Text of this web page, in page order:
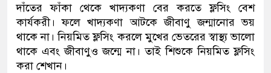
দাঁতের ফাঁকা থেকে খাদ্যকণা বের করতে ফ্লসিং বেশ
কার্যকরী। ফলে খাদ্যকণা আটকে জীবাণু জন্মানোর ভয়
থাকে না। নিয়মিত ফ্লসিং করলে মুখের ভেতরের স্বাস্থ্য ভালো
থাকে এবং জীবাণুও জন্মে না। তাই শিশুকে নিয়মিত ফ্লসিং
করা শেখান।